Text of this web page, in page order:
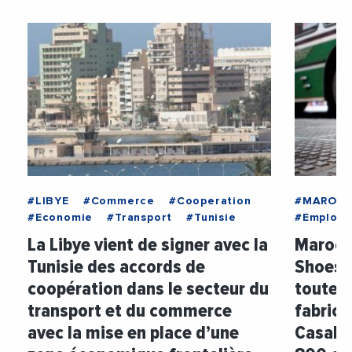
#LIBYE #Commerce
#Cooperation
#Economie
#Transport #Tunisie
La Libye vient de signer avec la
Tunisie des accords de
coopération dans le secteur du
transport et du commerce
avec la mise en place d’une
#MAROC
#Emploi
Maroc
Shoes
toute